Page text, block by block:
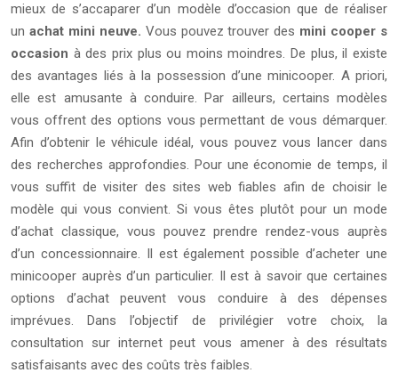
mieux de s’accaparer d’un modèle d’occasion que de réaliser
un achat mini neuve. Vous pouvez trouver des mini cooper s
occasion à des prix plus ou moins moindres. De plus, il existe
des avantages liés à la possession d’une minicooper. A priori,
elle est amusante à conduire. Par ailleurs, certains modèles
vous offrent des options vous permettant de vous démarquer.
Afin d’obtenir le véhicule idéal, vous pouvez vous lancer dans
des recherches approfondies. Pour une économie de temps, il
vous suffit de visiter des sites web fiables afin de choisir le
modèle qui vous convient. Si vous êtes plutôt pour un mode
d’achat classique, vous pouvez prendre rendez-vous auprès
d’un concessionnaire. Il est également possible d’acheter une
minicooper auprès d’un particulier. Il est à savoir que certaines
options d’achat peuvent vous conduire à des dépenses
imprévues. Dans l’objectif de privilégier votre choix, la
consultation sur internet peut vous amener à des résultats
satisfaisants avec des coûts très faibles.